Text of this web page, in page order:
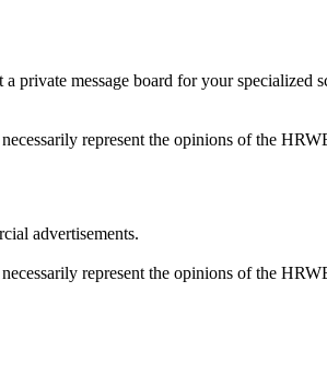
message board for your specialized
represent the opinions of the
advertisements.
represent the opinions of the